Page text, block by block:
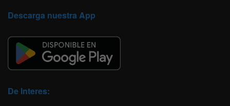
Descarga nuestra App
De Interes: